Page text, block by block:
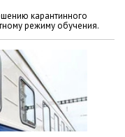
карантинного
режиму обучения.